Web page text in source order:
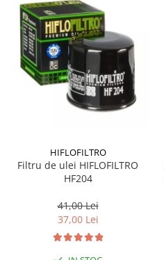
HIFLOFILTRO
Filtru de ulei HIFLOFILTRO
HF204
41,00 Lei
37,00 Lei